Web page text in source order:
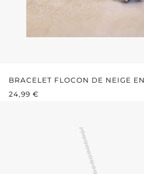
BRACELET FLOCON DE NEIGE
PRIX RÉGULIER :
24,99 €